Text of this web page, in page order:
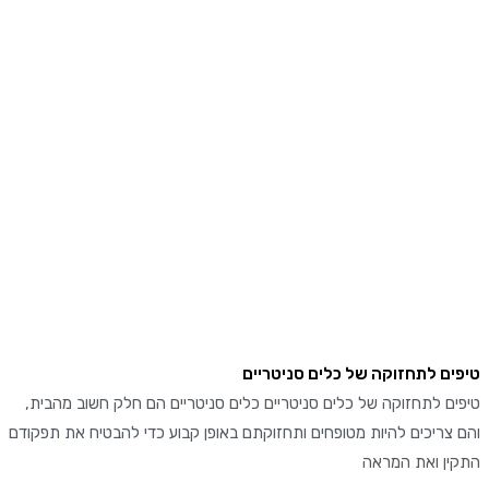
לתחזוקה של כלים סניטריים
לתחזוקה של כלים סניטריים כלים סניטריים הם חלק חשוב מהבית,
להיות מטופחים ותחזוקתם באופן קבוע כדי להבטיח את תפקודם
ואת המראה